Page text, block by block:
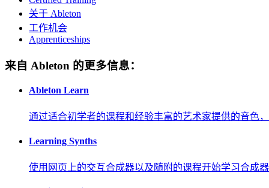
关于 Ableton
工作机会
Apprenticeships
来自 Ableton 的更多信息：
Ableton Learn
通过适合初学者的课程和经验丰富的艺术家提供的音色，
Learning Synths
使用网页上的交互合成器以及随附的课程开始学习合成器